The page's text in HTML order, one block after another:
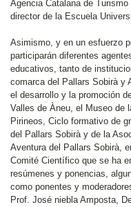
Agencia Catalana de
director de la Escuela
Asimismo, y en un esfuerzo
participarán diferentes
educativos, tanto de
comarca del Pallars Sobirà y
el desarrollo y la promoción
Valles de Àneu, el Museo de
Pirineos, Ciclo formativo de
del Pallars Sobirà y de la
Aventura del Pallars Sobirà,
Comité Científico que se ha
resúmenes y ponencias,
como ponentes y
Prof. José niebla Amposta,